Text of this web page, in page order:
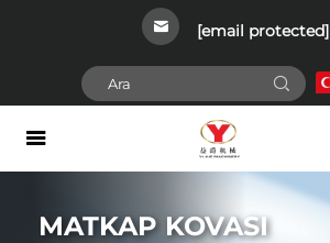
[email protected]
MATKAP KOVASI